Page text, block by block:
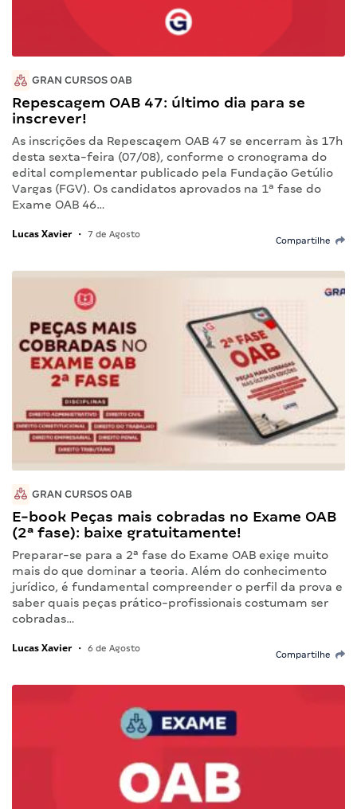
GRAN CURSOS OAB
Repescagem OAB 47: último dia para se
inscrever!
As inscrições da Repescagem OAB 47 se encerram às 17h
desta sexta-feira (07/08), conforme o cronograma do
edital complementar publicado pela Fundação Getúlio
Vargas (FGV). Os candidatos aprovados na 1ª fase do
Exame OAB 46…
Lucas Xavier • 7 de Agosto
Compartilhe
GRAN CURSOS OAB
E-book Peças mais cobradas no Exame OAB
(2ª fase): baixe gratuitamente!
Preparar-se para a 2ª fase do Exame OAB exige muito
mais do que dominar a teoria. Além do conhecimento
jurídico, é fundamental compreender o perfil da prova e
saber quais peças prático-profissionais costumam ser
cobradas…
Lucas Xavier • 6 de Agosto
Compartilhe